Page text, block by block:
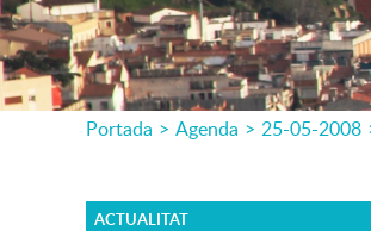
Portada > Agenda > 25-05-2008
ACTUALITAT